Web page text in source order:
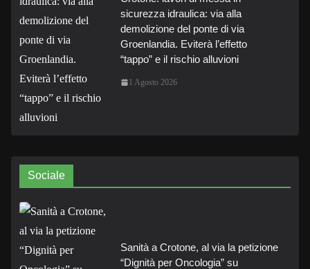
sicurezza idraulica: via alla
demolizione del ponte di via
Groenlandia. Eviterà l’effetto
“tappo” e il rischio alluvioni
1 Agosto 2026
Sociale
Sanità a Crotone, al via la petizione
“Dignità per Oncologia” su